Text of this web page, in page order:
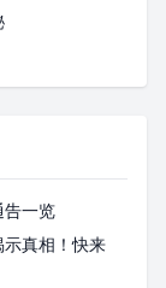
告一览
真相！快来